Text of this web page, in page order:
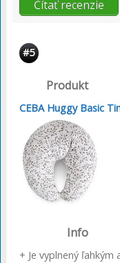
Čítať recenzie
#5
Produkt
CEBA Huggy Basic
Info
+ Je vyplnený